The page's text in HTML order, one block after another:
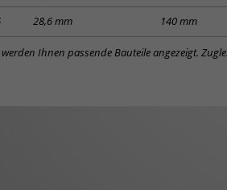
28,6 mm 140 mm
Ihnen passende Bauteile angezeigt.